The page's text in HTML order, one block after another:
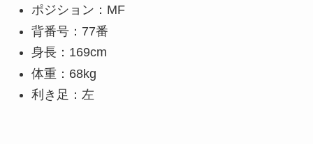
ポジション：MF
背番号：77番
身長：169cm
体重：68kg
利き足：左